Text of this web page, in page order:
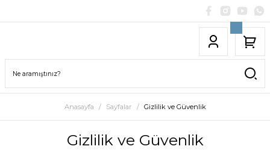
Anasayfa Sayfalar Gizlilik ve Güvenlik
Gizlilik ve Güvenlik